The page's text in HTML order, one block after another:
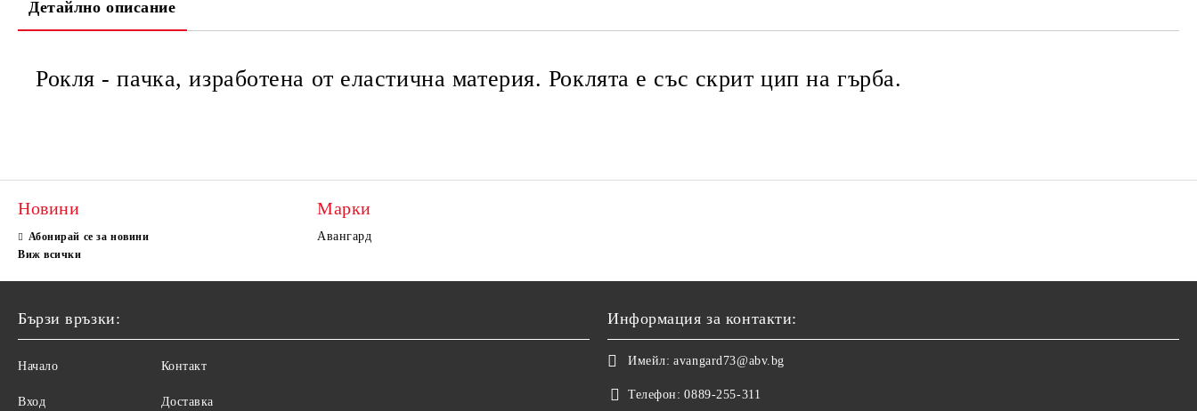
Детайлно описание
Рокля - пачка, изработена от еластична материя. Роклята е със скрит цип на гърба.
Новини
Абонирай се за новини
Виж всички
Марки
Авангард
Бързи връзки:
Начало
Вход
Контакт
Доставка
Информация за контакти:
Имейл: avangard73@abv.bg
Телефон: 0889-255-311